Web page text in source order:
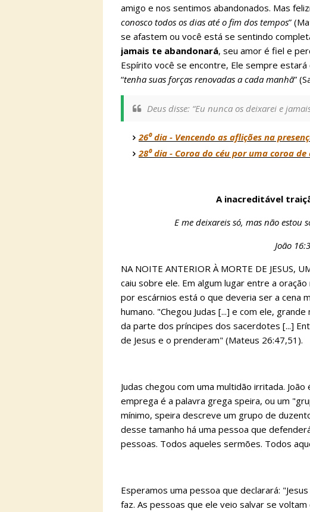
amigo e nos sentimos abandonados. Mas
conosco todos os dias até o fim dos tempos”
se afastem ou você está se sentindo
jamais te abandonará, seu amor é fiel e
Espírito você se encontre, Ele sempre
“tenha suas forças renovadas a cada manhã”
Deus disse: “Eu nunca os deixarei e
26⁰ dia - Vencendo as aflições na
28⁰ dia - Coroa do céu por uma coroa de
A inacreditável
E me deixareis só, mas não estou
João
NA NOITE ANTERIOR À MORTE DE JESUS,
caiu sobre ele. Em algum lugar entre a
por escárnios está o que deveria ser a cena
humano. "Chegou Judas [...] e com ele,
da parte dos príncipes dos sacerdotes [...]
de Jesus e o prenderam" (Mateus 26:47,51).
Judas chegou com uma multidão irritada.
emprega é a palavra grega speira, ou um
mínimo, speira descreve um grupo de
desse tamanho há uma pessoa que
pessoas. Todos aqueles sermões. Todos
Esperamos uma pessoa que declarará:
faz. As pessoas que ele veio salvar se